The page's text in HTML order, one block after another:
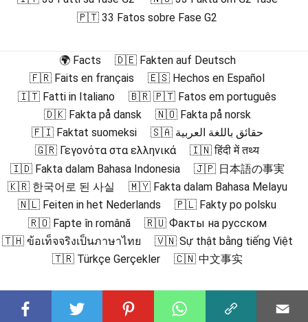
🇵🇹 33 Fatos sobre Fase G2
🌍 Facts
🇩🇪 Fakten auf Deutsch
🇫🇷 Faits en français
🇪🇸 Hechos en Español
🇮🇹 Fatti in Italiano
🇧🇷 🇵🇹 Fatos em português
🇩🇰 Fakta på dansk
🇳🇴 Fakta på norsk
🇫🇮 Faktat suomeksi
🇸🇦 حقائق باللغة العربية
🇬🇷 Γεγονότα στα ελληνικά
🇮🇳 हिंदी में तथ्य
🇮🇩 Fakta dalam Bahasa Indonesia
🇯🇵 日本語の事実
🇰🇷 한국어로 된 사실
🇲🇾 Fakta dalam Bahasa Melayu
🇳🇱 Feiten in het Nederlands
🇵🇱 Fakty po polsku
🇷🇴 Fapte în română
🇷🇺 Факты на русском
🇹🇭 ข้อเท็จจริงเป็นภาษาไทย
🇻🇳 Sự thật bằng tiếng Việt
🇹🇷 Türkçe Gerçekler
🇨🇳 中文事实